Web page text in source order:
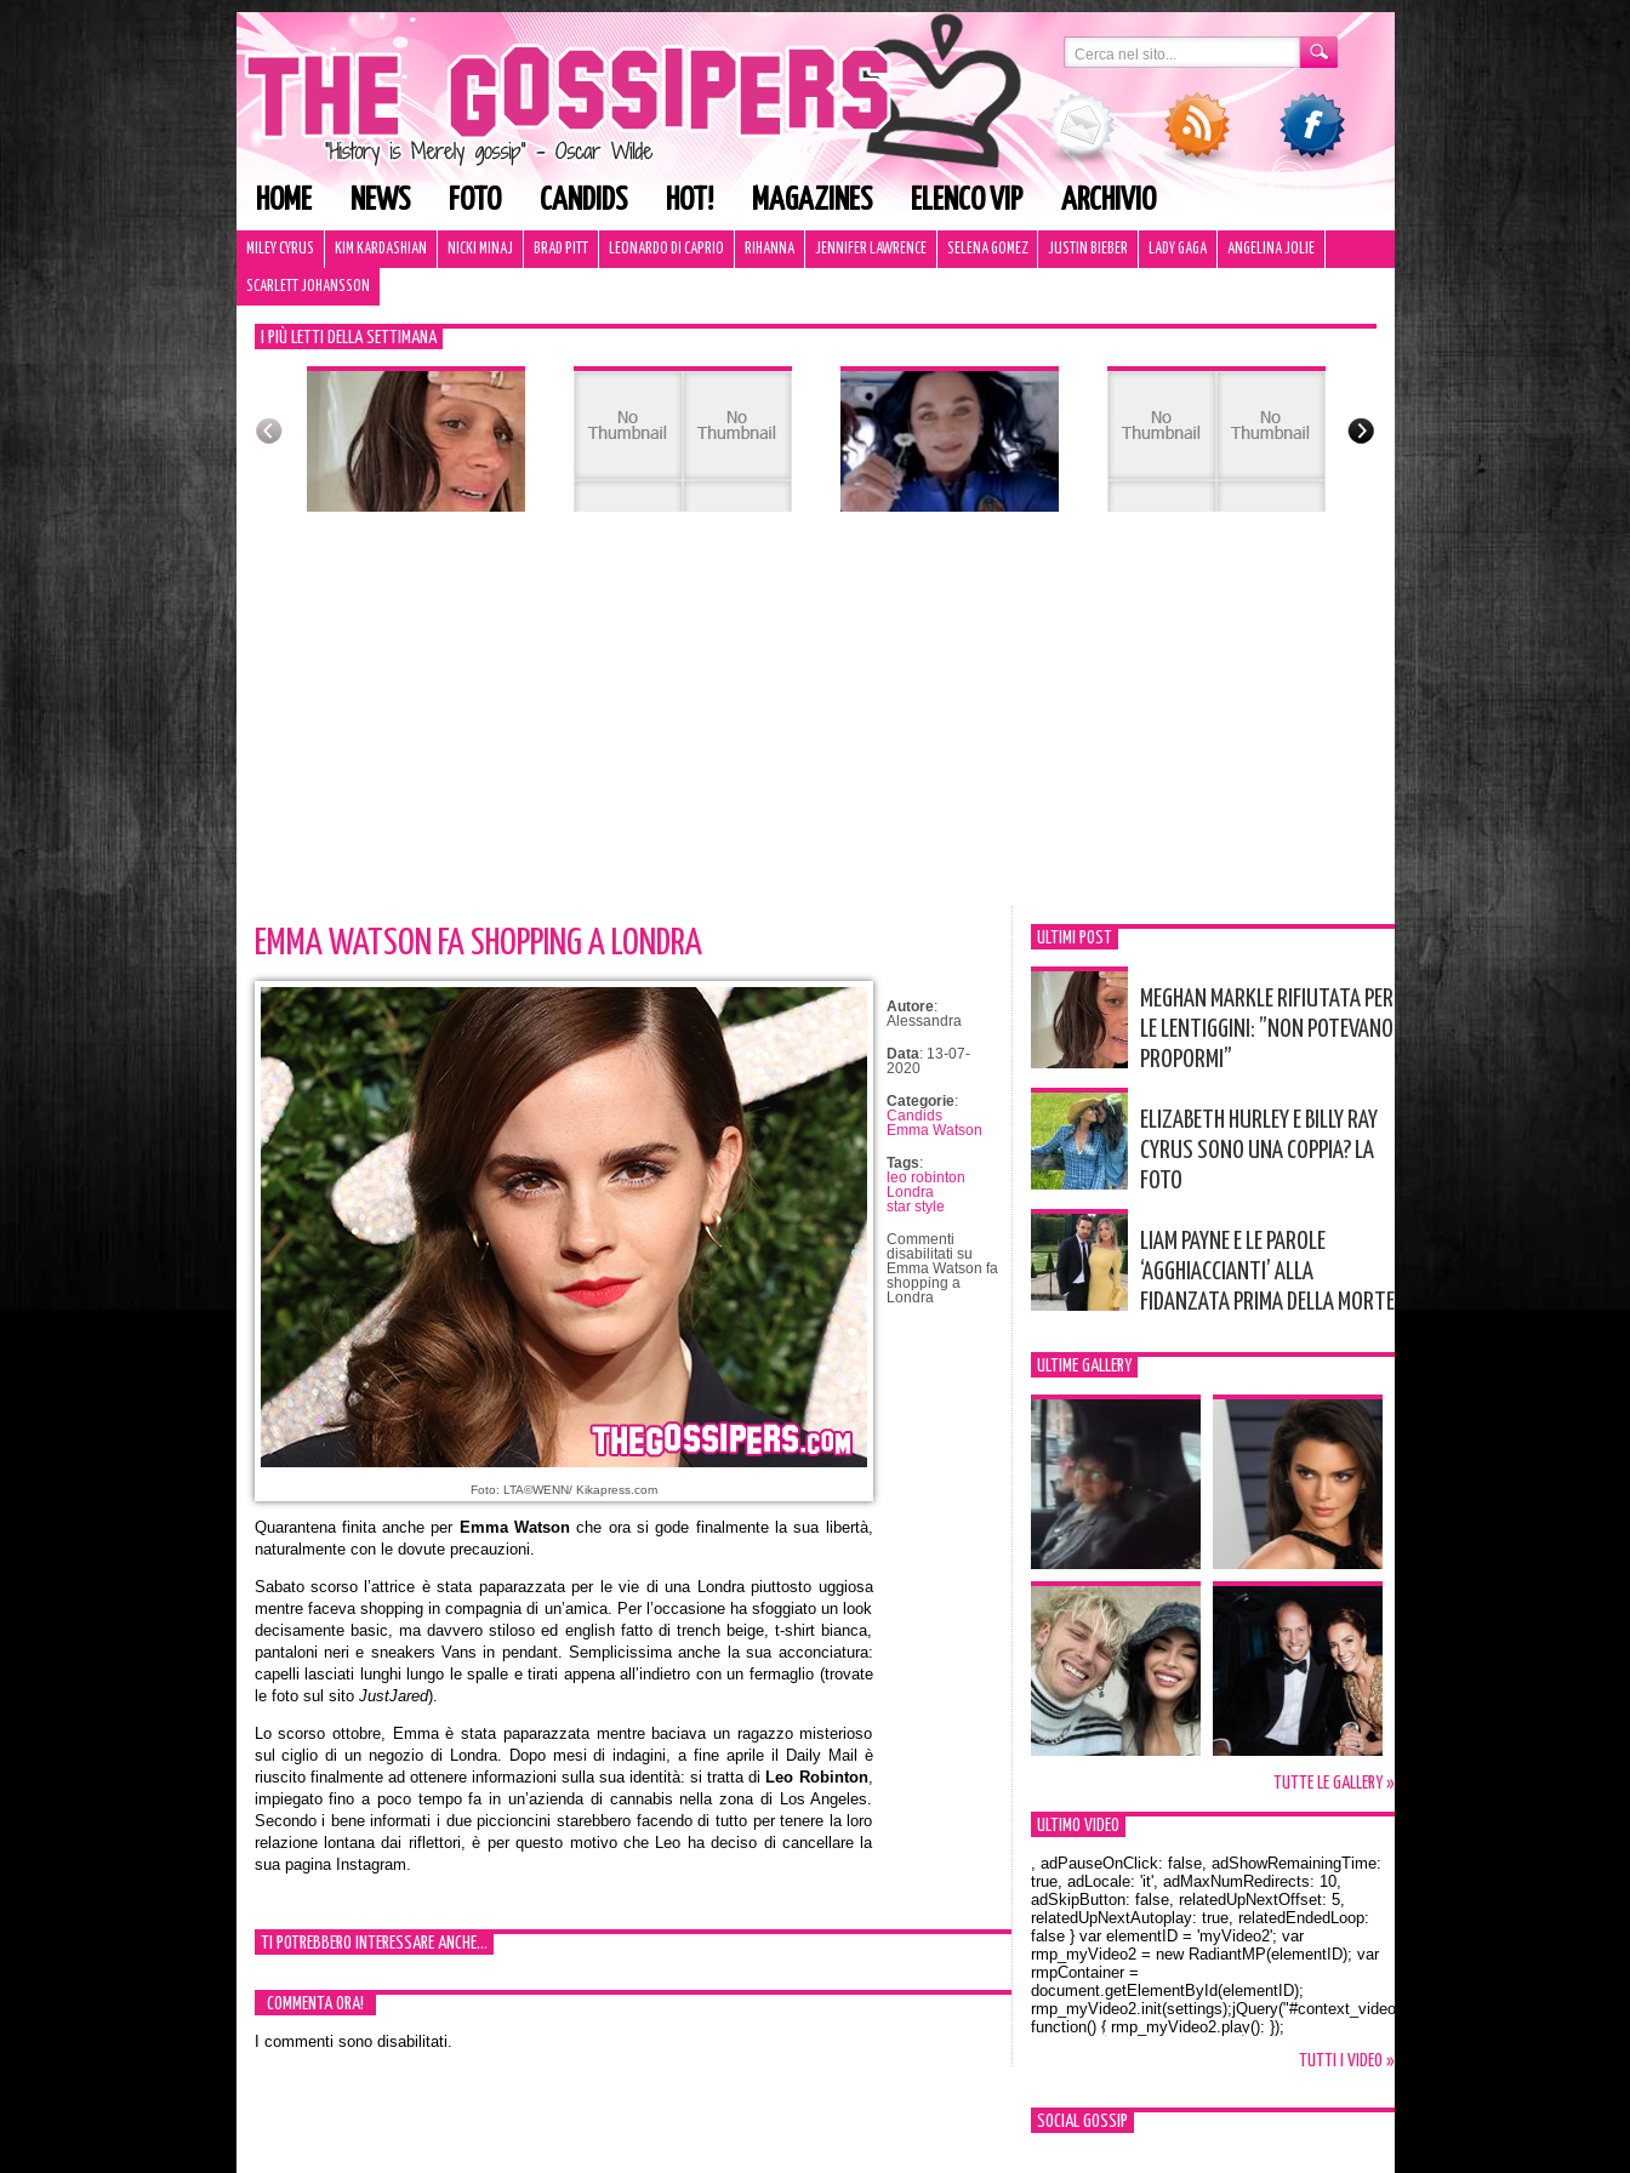
HOME NEWS FOTO CANDIDS HOT! MAGAZINES ELENCO VIP ARCHIVIO
MILEY CYRUS KIM KARDASHIAN NICKI MINAJ BRAD PITT LEONARDO DI CAPRIO RIHANNA JENNIFER LAWRENCE SELENA GOMEZ JUSTIN BIEBER LADY GAGA ANGELINA JOLIE
SCARLETT JOHANSSON
I PIÙ LETTI DELLA SETTIMANA
EMMA WATSON FA SHOPPING A LONDRA
Foto: LTA©WENN/ Kikapress.com
Quarantena finita anche per Emma Watson che ora si gode finalmente la sua libertà,
naturalmente con le dovute precauzioni.
Sabato scorso l’attrice è stata paparazzata per le vie di una Londra piuttosto uggiosa
mentre faceva shopping in compagnia di un’amica. Per l’occasione ha sfoggiato un look
decisamente basic, ma davvero stiloso ed english fatto di trench beige, t-shirt bianca,
pantaloni neri e sneakers Vans in pendant. Semplicissima anche la sua acconciatura:
capelli lasciati lunghi lungo le spalle e tirati appena all’indietro con un fermaglio (trovate
le foto sul sito JustJared).
Lo scorso ottobre, Emma è stata paparazzata mentre baciava un ragazzo misterioso
sul ciglio di un negozio di Londra. Dopo mesi di indagini, a fine aprile il Daily Mail è
riuscito finalmente ad ottenere informazioni sulla sua identità: si tratta di Leo Robinton,
impiegato fino a poco tempo fa in un’azienda di cannabis nella zona di Los Angeles.
Secondo i bene informati i due piccioncini starebbero facendo di tutto per tenere la loro
relazione lontana dai riflettori, è per questo motivo che Leo ha deciso di cancellare la
sua pagina Instagram.
Autore:
Alessandra
Data: 13-07-
2020
Categorie:
Candids
Emma Watson
Tags:
leo robinton
Londra
star style
Commenti
disabilitati su
Emma Watson fa
shopping a
Londra
TI POTREBBERO INTERESSARE ANCHE...
COMMENTA ORA!
I commenti sono disabilitati.
ULTIMI POST
MEGHAN MARKLE RIFIUTATA PER
LE LENTIGGINI: ”NON POTEVANO
PROPORMI”
ELIZABETH HURLEY E BILLY RAY
CYRUS SONO UNA COPPIA? LA
FOTO
LIAM PAYNE E LE PAROLE
‘AGGHIACCIANTI’ ALLA
FIDANZATA PRIMA DELLA MORTE
ULTIME GALLERY
TUTTE LE GALLERY »
ULTIMO VIDEO
Orlando Bloom e la t-shirt dedicata a Flynn
, adPauseOnClick: false, adShowRemainingTime:
true, adLocale: 'it', adMaxNumRedirects: 10,
adSkipButton: false, relatedUpNextOffset: 5,
relatedUpNextAutoplay: true, relatedEndedLoop:
false } var elementID = 'myVideo2'; var
rmp_myVideo2 = new RadiantMP(elementID); var
rmpContainer =
document.getElementById(elementID);
rmp_myVideo2.init(settings);jQuery("#context_video2").one("mouseover",
function() { rmp_myVideo2.play(); });
TUTTI I VIDEO »
SOCIAL GOSSIP